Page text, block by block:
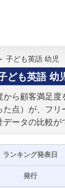
子ども英語 幼児
ども英語 幼
ら顧客満足度
点）が、フリ
ータの比較が
ランキング発表日
発行